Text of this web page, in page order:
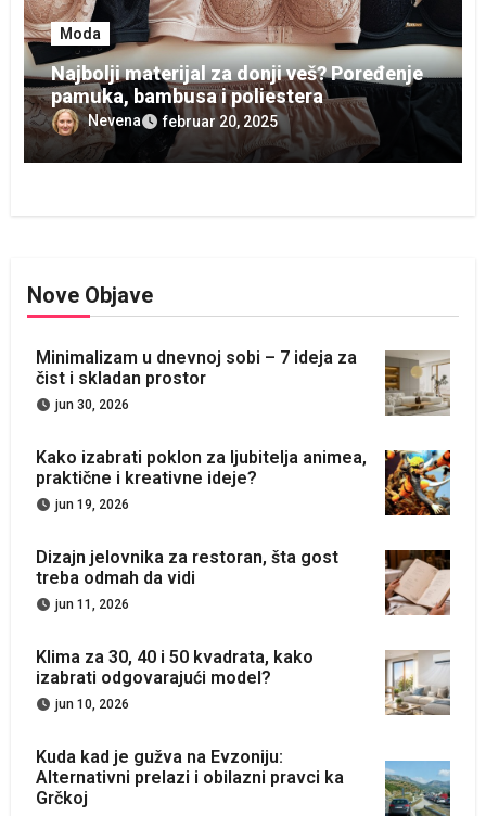
Moda
Najbolji materijal za donji veš? Poređenje
pamuka, bambusa i poliestera
Nevena februar 20, 2025
Nove Objave
Minimalizam u dnevnoj sobi – 7 ideja za
čist i skladan prostor
jun 30, 2026
Kako izabrati poklon za ljubitelja animea,
praktične i kreativne ideje?
jun 19, 2026
Dizajn jelovnika za restoran, šta gost
treba odmah da vidi
jun 11, 2026
Klima za 30, 40 i 50 kvadrata, kako
izabrati odgovarajući model?
jun 10, 2026
Kuda kad je gužva na Evzoniju:
Alternativni prelazi i obilazni pravci ka
Grčkoj